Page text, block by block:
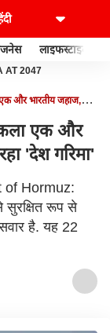
लाइफस्टाइल
AT 2047
और भारतीय जहाज,
एक और
'देश गरिमा'
of Hormuz:
सुरक्षित रूप से
है. यह 22